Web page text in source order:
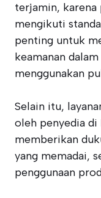
terjamin, karena
mengikuti
penting untuk
keamanan
menggunakan
Selain itu,
oleh penyedia di
memberikan
yang memadai,
penggunaan